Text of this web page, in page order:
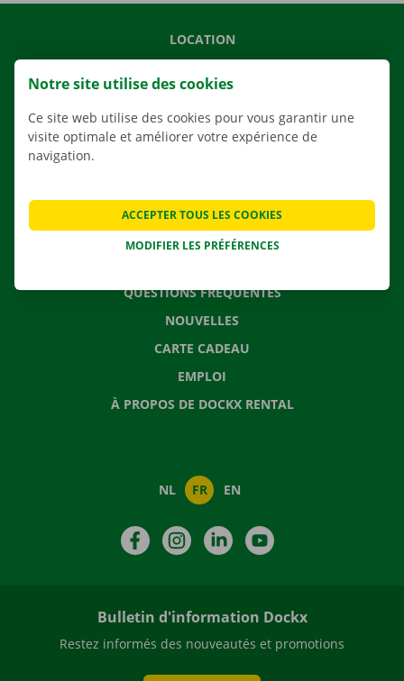
LOCATION
NOS SERVICES
AGENCES
QUESTIONS FRÉQUENTES
NOUVELLES
CARTE CADEAU
EMPLOI
À PROPOS DE DOCKX RENTAL
NL FR EN
FacebookInstagramLinkedIn
Bulletin d'information Dockx
Restez informés des nouveautés et promotions
Notre site utilise des cookies
Ce site web utilise des cookies pour vous garantir une
visite optimale et améliorer votre expérience de
navigation.
MODIFIER LES PRÉFÉRENCES
ACCEPTER TOUS LES COOKIES